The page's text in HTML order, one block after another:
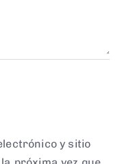
y sitio